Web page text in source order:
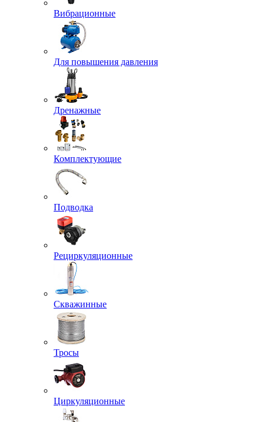
Вибрационные
Для повышения давления
Дренажные
Комплектующие
Подводка
Рециркуляционные
Скважинные
Тросы
Циркуляционные